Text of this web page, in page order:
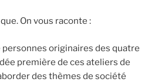
On vous raconte :
personnes originaires des quatre
première de ces ateliers de
des thèmes de société